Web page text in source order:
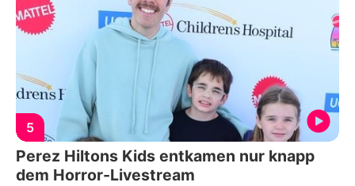
5
Perez Hiltons Kids entkamen nur knapp
dem Horror-Livestream